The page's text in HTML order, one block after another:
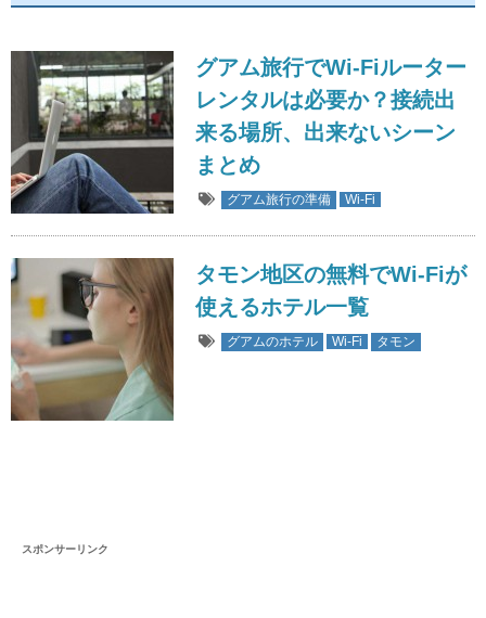
グアム旅行でWi-Fiルーター
レンタルは必要か？接続出
来る場所、出来ないシーン
まとめ
グアム旅行の準備 Wi-Fi
タモン地区の無料でWi-Fiが
使えるホテル一覧
グアムのホテル Wi-Fi タモン
スポンサーリンク